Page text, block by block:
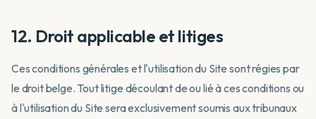
12. Droit applicable et litiges
Ces conditions générales et l'utilisation du Site sont régies par
le droit belge. Tout litige découlant de ou lié à ces conditions ou
à l'utilisation du Site sera exclusivement soumis aux tribunaux